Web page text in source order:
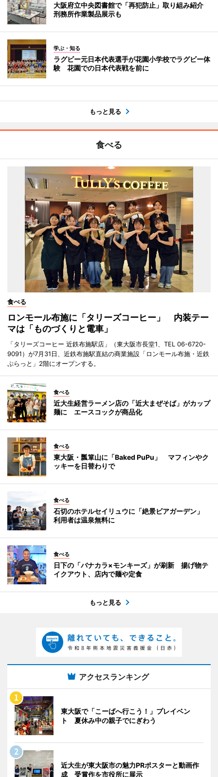
大阪府立中央図書館で「再犯防止」取り組み紹介
刑務所作業製品展示も
学ぶ・知る
ラグビー元日本代表選手が花園小学校でラグビー体
験 花園での日本代表戦を前に
もっと見る
食べる
食べる
ロンモール布施に「タリーズコーヒー」 内装テー
マは「ものづくりと電車」
「タリーズコーヒー 近鉄布施駅店」（東大阪市長堂1、TEL 06-6720-
9091）が7月31日、近鉄布施駅直結の商業施設「ロンモール布施・近鉄
ぷらっと」2階にオープンする。
食べる
近大生経営ラーメン店の「近大まぜそば」がカップ
麺に エースコックが商品化
食べる
東大阪・瓢箪山に「Baked PuPu」 マフィンやク
ッキーを日替わりで
食べる
石切のホテルセイリュウに「絶景ビアガーデン」
利用者は温泉無料に
食べる
日下の「バナカラ×モンキーズ」が刷新 揚げ物テ
イクアウト、店内で麺や定食
もっと見る
アクセスランキング
東大阪で「こーばへ行こう！」プレイベン
ト 夏休み中の親子でにぎわう
近大生が東大阪市の魅力PRポスターと動画作
成 受賞作を市役所に展示